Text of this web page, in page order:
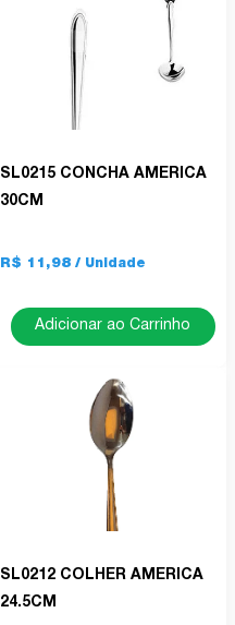
SL0215 CONCHA AMERICA
30CM
R$ 11,98
Adicionar ao Carrinho
SL0212 COLHER AMERICA
24.5CM